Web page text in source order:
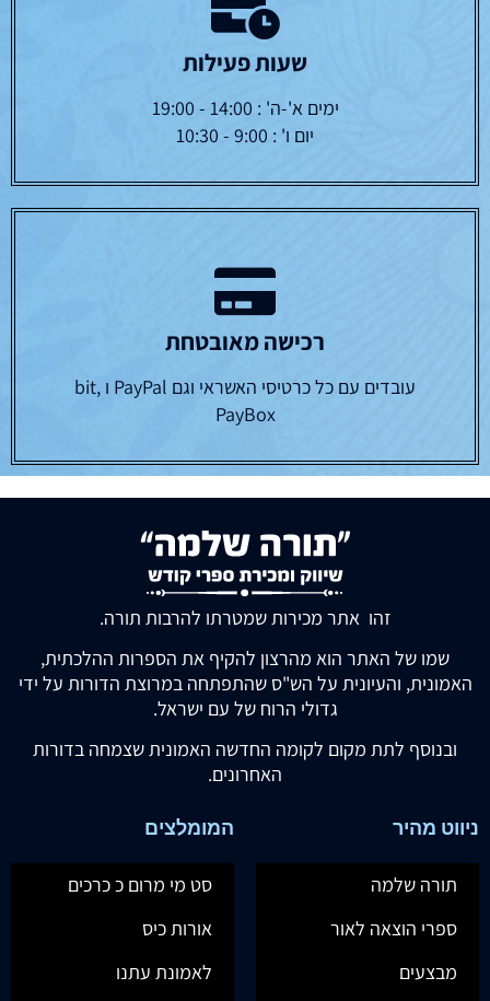
שעות פעילות
ימים א'-ה' : 14:00 - 19:00
יום ו' : 9:00 - 10:30
רכישה מאובטחת
עובדים עם כל כרטיסי האשראי וגם PayPal ו bit,
PayBox
זהו אתר מכירות שמטרתו להרבות תורה.
שמו של האתר הוא מהרצון להקיף את הספרות ההלכתית,
האמונית, והעיונית על הש"ס שהתפתחה במרוצת הדורות על ידי
גדולי הרוח של עם ישראל.
ובנוסף לתת מקום לקומה החדשה האמונית שצמחה בדורות
האחרונים.
ניווט מהיר
תורה שלמה
ספרי הוצאה לאור
מבצעים
המומלצים
סט מי מרום כ כרכים
אורות כיס
לאמונת עתנו